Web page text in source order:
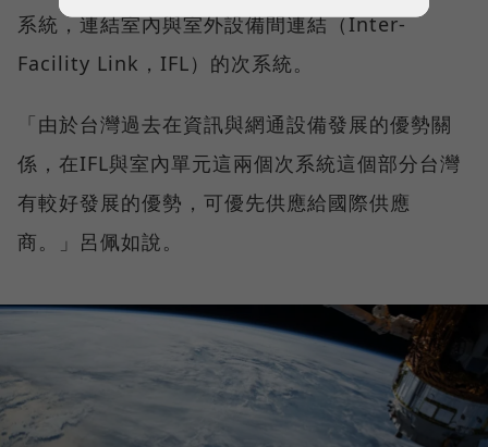
系統，連結室內與室外設備間連結（Inter-
Facility Link，IFL）的次系統。
「由於台灣過去在資訊與網通設備發展的優勢關
係，在IFL與室內單元這兩個次系統這個部分台灣
有較好發展的優勢，可優先供應給國際供應
商。」呂佩如說。